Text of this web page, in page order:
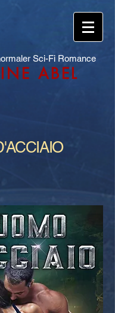
Sci-Fi Romance
ABEL